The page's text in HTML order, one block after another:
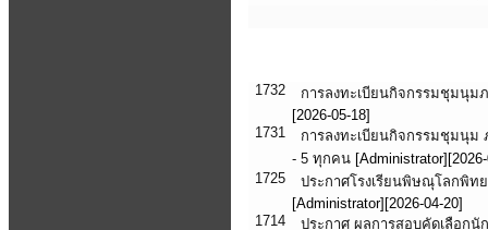
1732
การลงทะเบียนกิจกรรมชุมนุม
[2026-05-18]
1731
การลงทะเบียนกิจกรรมชุมนุม
- 5 ทุกคน[Administrator][2026-
1725
ประกาศโรงเรียนพิษณุโลกพิท
[Administrator][2026-04-20]
1714
ประกาศ ผลการสอบคัดเลือก